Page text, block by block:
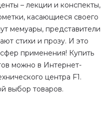
– лекции и конспекты,
касающиеся своего
мемуары, представители
стихи и прозу. И это
применения! Купить
можно в Интернет-
центра F1.
выбор товаров.